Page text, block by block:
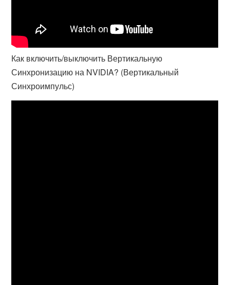
Как включить/выключить Вертикальную
Синхронизацию на NVIDIA? (Вертикальный
Синхроимпульс)